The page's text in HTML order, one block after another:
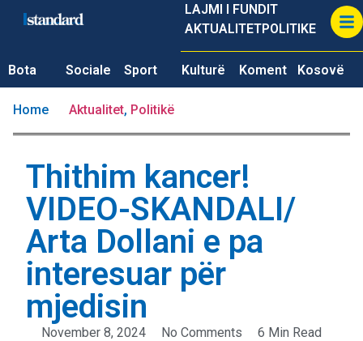
LAJMI I FUNDIT
AKTUALITETPOLITIKE
Bota Sociale Sport Kulturë Koment Kosovë
Home Aktualitet, Politikë
Thithim kancer!
VIDEO-SKANDALI/
Arta Dollani e pa
interesuar për
mjedisin
November 8, 2024 No Comments
6 Min Read